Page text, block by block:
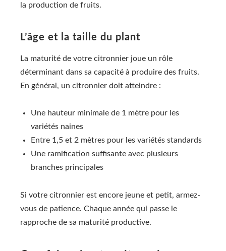
la production de fruits.
L’âge et la taille du plant
La maturité de votre citronnier joue un rôle
déterminant dans sa capacité à produire des fruits.
En général, un citronnier doit atteindre :
Une hauteur minimale de 1 mètre pour les
variétés naines
Entre 1,5 et 2 mètres pour les variétés standards
Une ramification suffisante avec plusieurs
branches principales
Si votre citronnier est encore jeune et petit, armez-
vous de patience. Chaque année qui passe le
rapproche de sa maturité productive.